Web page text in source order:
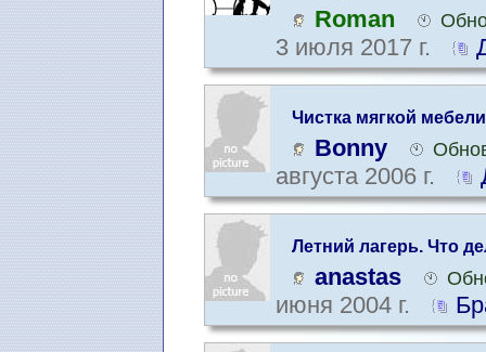
Roman
3 июля 2017 г.
Чистка мягкой мебели
Bonny
августа 2006 г.
Летний лагерь. Что
anastas
июня 2004 г.